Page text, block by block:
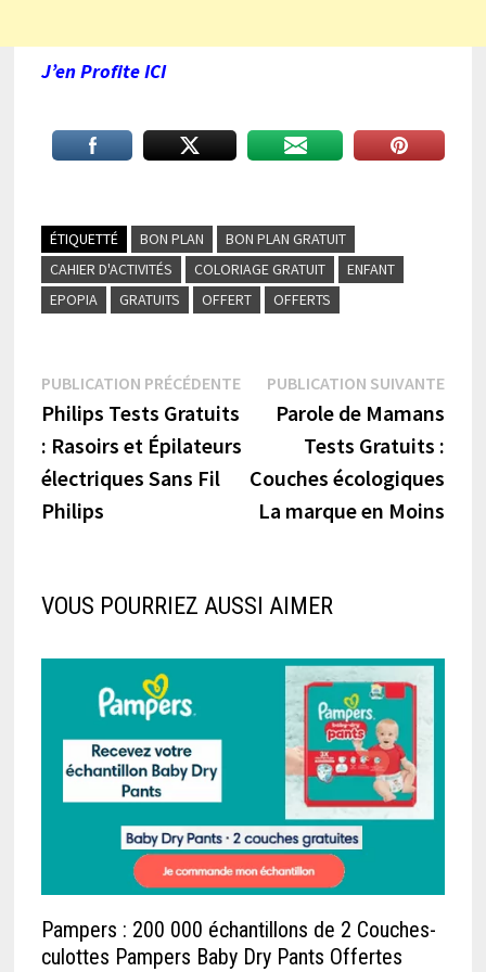
J’en Profite ICI
ÉTIQUETTÉ BON PLAN
BON PLAN GRATUIT
CAHIER D'ACTIVITÉS
COLORIAGE GRATUIT
ENFANT
EPOPIA
GRATUITS OFFERT OFFERTS
Navigation
de
l’article
PUBLICATION PRÉCÉDENTEPublication
précédente :
Philips Tests Gratuits
: Rasoirs et Épilateurs
électriques Sans Fil
Philips
PUBLICATION SUIVANTE
Parole de Mamans
Tests Gratuits :
Couches écologiques
La marque en Moins
VOUS POURRIEZ AUSSI AIMER
Pampers : 200 000 échantillons de 2 Couches-
culottes Pampers Baby Dry Pants Offertes